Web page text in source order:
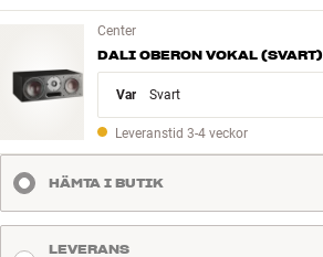
Center
DALI OBERON VOKAL (SVART)
Variant
Leveranstid 3-4 veckor
HÄMTA I BUTIK
LEVERANS